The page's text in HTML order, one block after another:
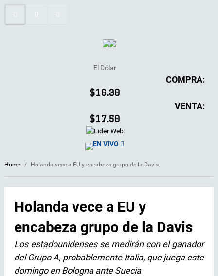
El Dólar
COMPRA:
$16.30
VENTA:
$17.50
EN VIVO
Home / Holanda vece a EU y encabeza grupo de la Davis
Holanda vece a EU y
encabeza grupo de la Davis
Los estadounidenses se medirán con el ganador
del Grupo A, probablemente Italia, que juega este
domingo en Bologna ante Suecia